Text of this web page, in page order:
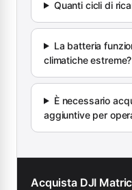
Quanti cicli di
La batteria
climatiche estreme?
È necessario
aggiuntive per
Acquista DJI